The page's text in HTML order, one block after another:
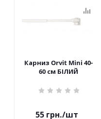
Карниз Orvit Mini 40-
60 см БІЛИЙ
55грн./шт